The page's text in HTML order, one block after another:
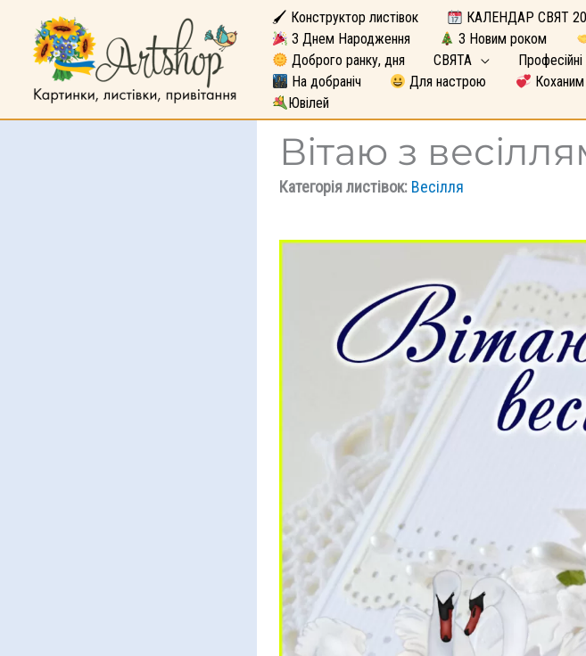
🖌 Конструктор листівок КАЛЕНДАР СВЯТ
З Днем Народження
З Новим роком
Доброго ранку, дня
СВЯТА
На добраніч
Для настрою Коханим
Ювілей
Вітаю з
Категорія листівок: Весілля